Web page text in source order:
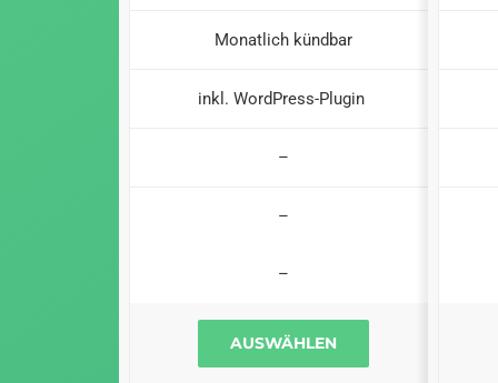
Monatlich kündbar
inkl. WordPress-Plugin
–
–
–
AUSWÄHLEN